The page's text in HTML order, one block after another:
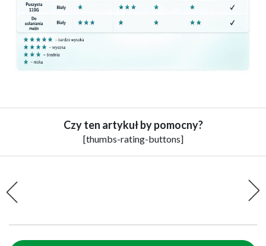
Czy ten artykuł by pomocny?
[thumbs-rating-buttons]